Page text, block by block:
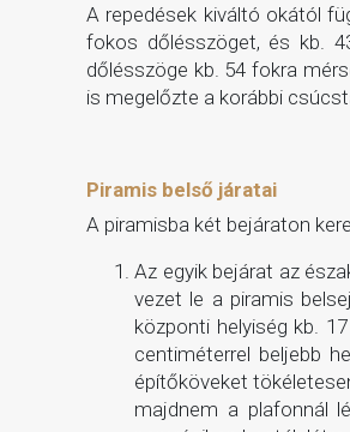
A repedések kiváltó okától
fokos dőlésszöget, és kb.
dőlésszöge kb. 54 fokra
is megelőzte a korábbi
Piramis belső járatai
A piramisba két bejáraton
Az egyik bejárat az
vezet le a piramis
központi helyiség kb.
centiméterrel beljebb
építőköveket
majdnem a plafonnál